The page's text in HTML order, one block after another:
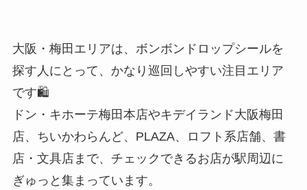
大阪・梅田エリアは、ボンボンドロップシールを
探す人にとって、かなり巡回しやすい注目エリア
です🛍️
ドン・キホーテ梅田本店やキデイランド大阪梅田
店、ちいかわらんど、PLAZA、ロフト系店舗、書
店・文具店まで、チェックできるお店が駅周辺に
ぎゅっと集まっています。